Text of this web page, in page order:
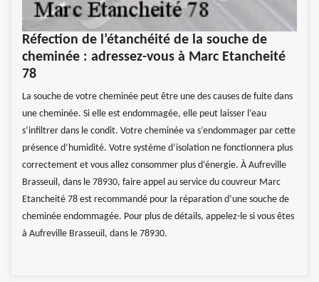
Réfection de l’étanchéité de la souche de
cheminée : adressez-vous à Marc Etancheité
78
La souche de votre cheminée peut être une des causes de fuite dans
une cheminée. Si elle est endommagée, elle peut laisser l’eau
s’infiltrer dans le condit. Votre cheminée va s’endommager par cette
présence d’humidité. Votre système d’isolation ne fonctionnera plus
correctement et vous allez consommer plus d’énergie. À Aufreville
Brasseuil, dans le 78930, faire appel au service du couvreur Marc
Etancheité 78 est recommandé pour la réparation d’une souche de
cheminée endommagée. Pour plus de détails, appelez-le si vous êtes
à Aufreville Brasseuil, dans le 78930.